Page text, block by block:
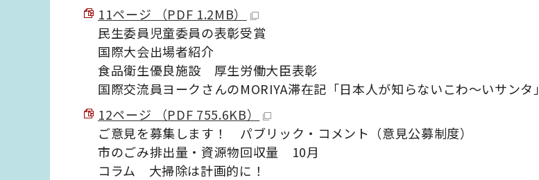
11ページ （PDF 1.2MB）
民生委員児童委員の表彰受賞
国際大会出場者紹介
食品衛生優良施設 厚生労働大臣表彰
国際交流員ヨークさんのMORIYA滞在記「日本人が知らないこわ～いサンタ」
12ページ （PDF 755.6KB）
ご意見を募集します！ パブリック・コメント（意見公募制度）
市のごみ排出量・資源物回収量 10月
コラム 大掃除は計画的に！